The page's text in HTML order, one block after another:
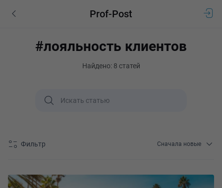
Prof-Post
#лояльность клиентов
Найдено: 8 статей
Фильтр Сначала новые